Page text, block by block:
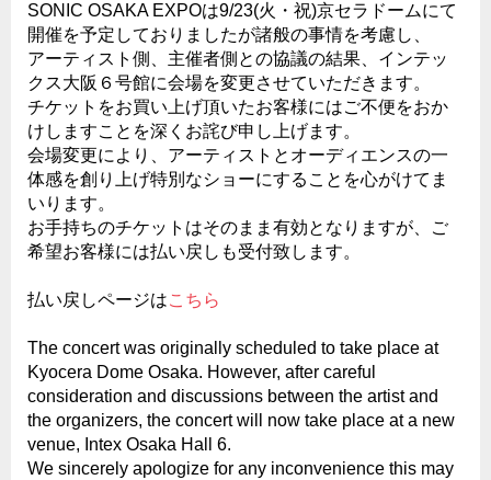
SONIC OSAKA EXPOは9/23(火・祝)京セラドームにて
開催を予定しておりましたが諸般の事情を考慮し、
アーティスト側、主催者側との協議の結果、インテッ
クス大阪６号館に会場を変更させていただきます。
チケットをお買い上げ頂いたお客様にはご不便をおか
けしますことを深くお詫び申し上げます。
会場変更により、アーティストとオーディエンスの一
体感を創り上げ特別なショーにすることを心がけてま
いります。
お手持ちのチケットはそのまま有効となりますが、ご
希望お客様には払い戻しも受付致します。
払い戻しページはこちら
The concert was originally scheduled to take place at
Kyocera Dome Osaka. However, after careful
consideration and discussions between the artist and
the organizers, the concert will now take place at a new
venue, Intex Osaka Hall 6.
We sincerely apologize for any inconvenience this may